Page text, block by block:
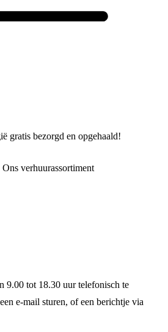
gratis bezorgd en opgehaald!
Ons verhuurassortiment
9.00 tot 18.30 uur telefonisch te
e-mail sturen, of een berichtje via